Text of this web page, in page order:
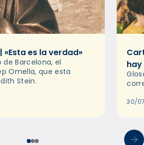
es la verdad»
de Barcelona, el
Omella, que esta
Stein.
30/